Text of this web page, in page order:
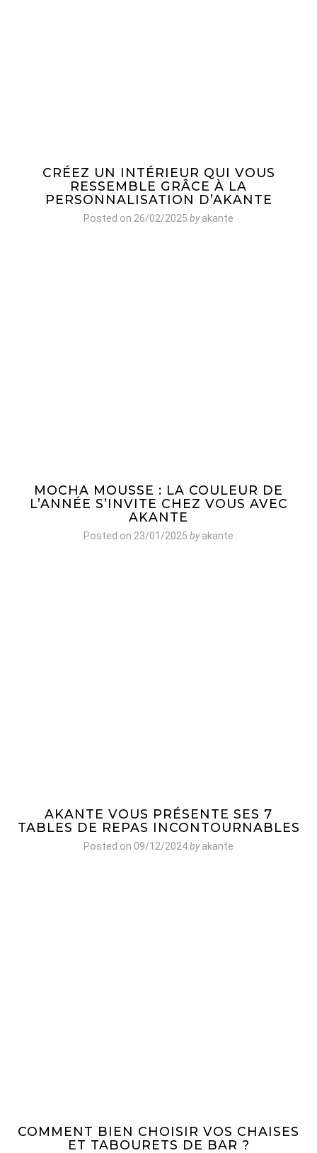
CRÉEZ UN INTÉRIEUR QUI VOUS
RESSEMBLE GRÂCE À LA
PERSONNALISATION D’AKANTE
Posted on 26/02/2025 byakante
MOCHA MOUSSE : LA COULEUR DE
L’ANNÉE S’INVITE CHEZ VOUS AVEC
AKANTE
Posted on 23/01/2025 byakante
AKANTE VOUS PRÉSENTE SES 7
TABLES DE REPAS INCONTOURNABLES
Posted on 09/12/2024byakante
COMMENT BIEN CHOISIR VOS CHAISES
ET TABOURETS DE BAR ?